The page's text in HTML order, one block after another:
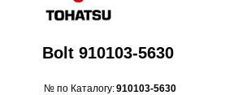
Bolt 910103-5630
№ по Каталогу:910103-5630